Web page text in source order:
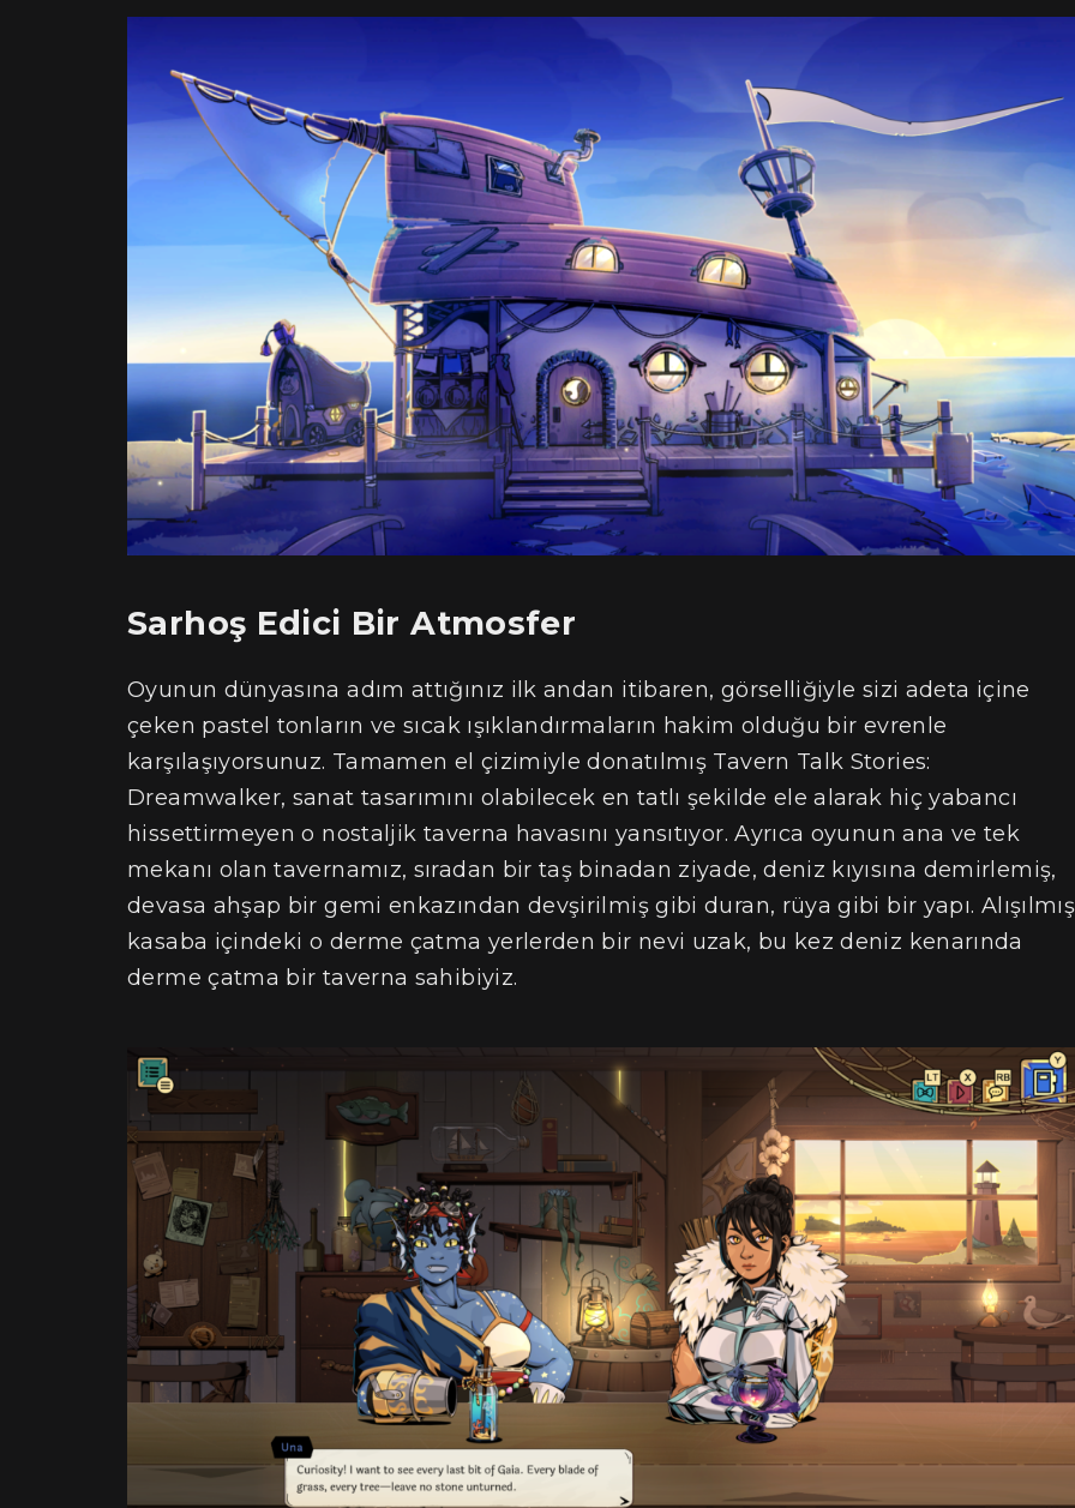
Sarhoş Edici Bir Atmosfer
Oyunun dünyasına adım attığınız ilk andan itibaren, görselliğiyle sizi adeta içine
çeken pastel tonların ve sıcak ışıklandırmaların hakim olduğu bir evrenle
karşılaşıyorsunuz. Tamamen el çizimiyle donatılmış Tavern Talk Stories:
Dreamwalker, sanat tasarımını olabilecek en tatlı şekilde ele alarak hiç yabancı
hissettirmeyen o nostaljik taverna havasını yansıtıyor. Ayrıca oyunun ana ve tek
mekanı olan tavernamız, sıradan bir taş binadan ziyade, deniz kıyısına demirlemiş,
devasa ahşap bir gemi enkazından devşirilmiş gibi duran, rüya gibi bir yapı. Alışılmış
kasaba içindeki o derme çatma yerlerden bir nevi uzak, bu kez deniz kenarında
derme çatma bir taverna sahibiyiz.